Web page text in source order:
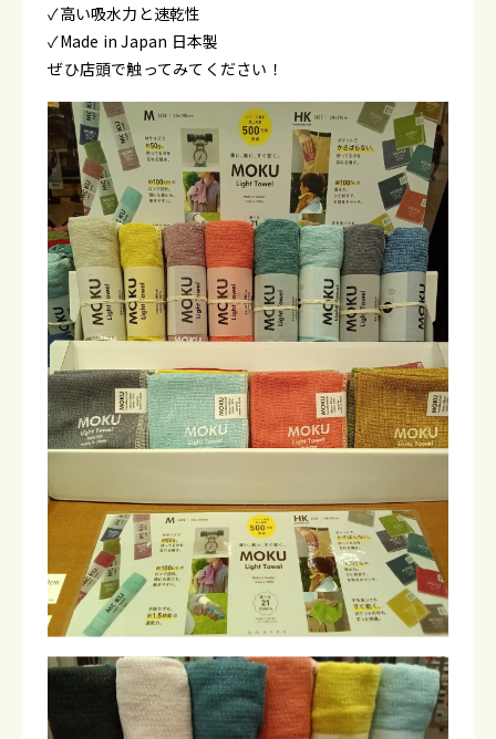
✓高い吸水力と速乾性
✓Made in Japan 日本製
ぜひ店頭で触ってみてください！